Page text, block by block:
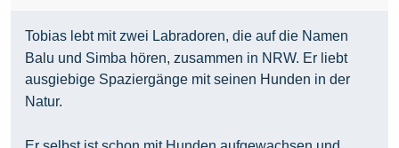
Tobias lebt mit zwei Labradoren, die auf die Namen
Balu und Simba hören, zusammen in NRW. Er liebt
ausgiebige Spaziergänge mit seinen Hunden in der
Natur.